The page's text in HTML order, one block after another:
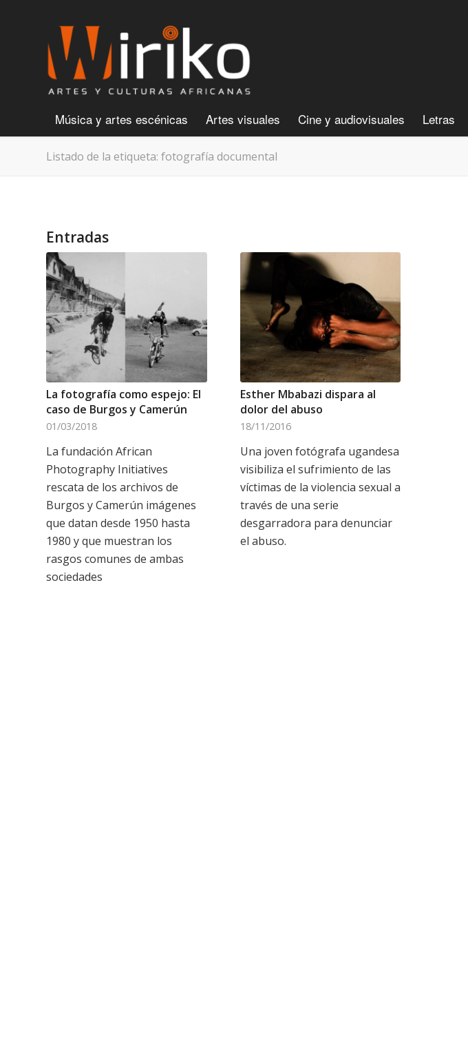
Música y artes escénicas Artes visuales Cine y audiovisuales Letras
Listado de la etiqueta: fotografía documental
Entradas
La fotografía como espejo: El
caso de Burgos y Camerún
01/03/2018
La fundación African
Photography Initiatives
rescata de los archivos de
Burgos y Camerún imágenes
que datan desde 1950 hasta
1980 y que muestran los
rasgos comunes de ambas
sociedades
Esther Mbabazi dispara al
dolor del abuso
18/11/2016
Una joven fotógrafa ugandesa
visibiliza el sufrimiento de las
víctimas de la violencia sexual a
través de una serie
desgarradora para denunciar
el abuso.